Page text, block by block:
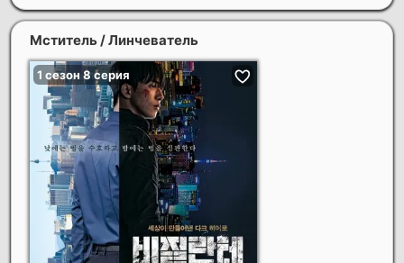
Мститель / Линчеватель